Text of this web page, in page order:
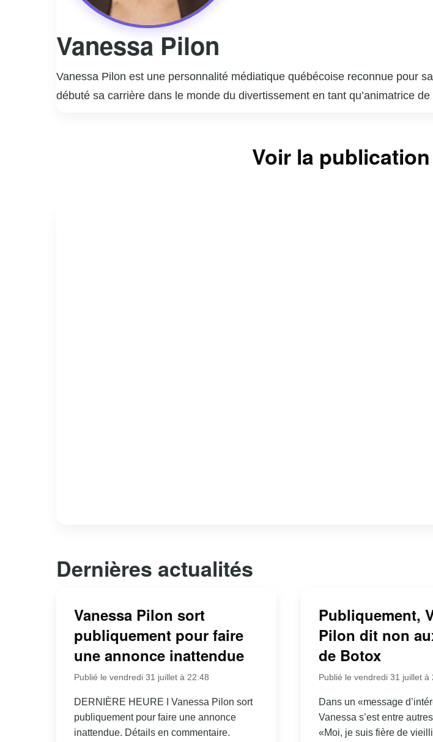
Vanessa Pilon
Vanessa Pilon est une personnalité médiatique québécoise reconnue pour
débuté sa carrière dans le monde du divertissement en tant qu’animatrice
son énergie contagieuse et sa passion pour la culture pop. En plus de ses
Voir la
Dernières actualités
Vanessa Pilon sort
publiquement pour faire
une annonce inattendue
Publié le vendredi 31 juillet à 22:48
DERNIÈRE HEURE I Vanessa Pilon sort
publiquement pour faire une annonce
inattendue. Détails en commentaire.
Publiquement,
Pilon dit non
de Botox
Publié le vendredi 31 juillet à
Dans un «message
Vanessa s’est entre
«Moi, je suis fière de